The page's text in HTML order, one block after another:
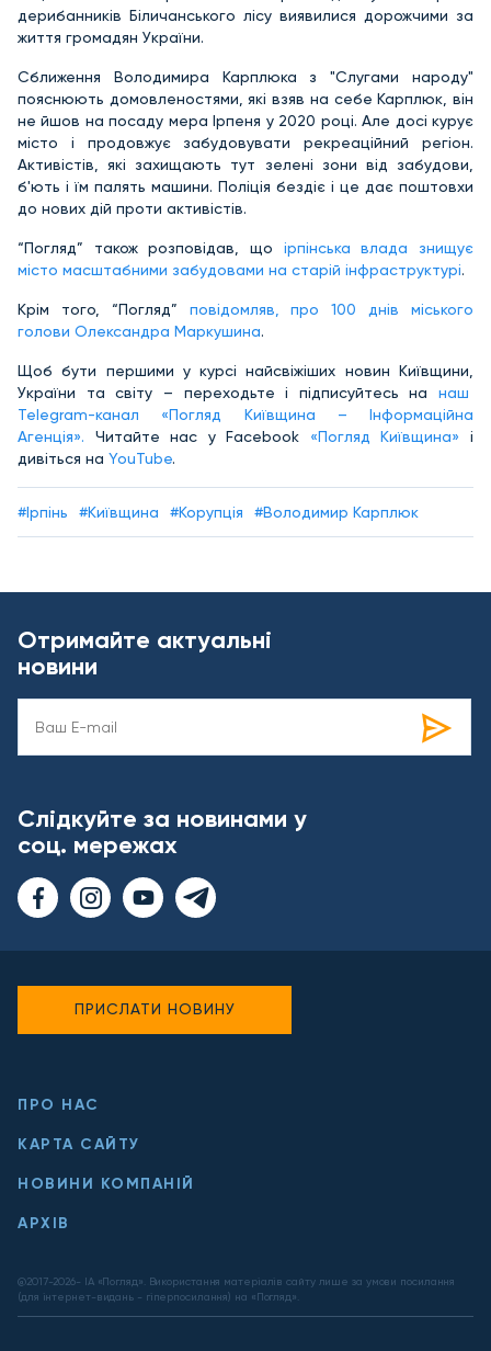
дерибанників Біличанського лісу виявилися дорожчими за
життя громадян України.
Сближення Володимира Карплюка з "Слугами народу"
пояснюють домовленостями, які взяв на себе Карплюк, він
не йшов на посаду мера Ірпеня у 2020 році. Але досі курує
місто і продовжує забудовувати рекреаційний регіон.
Активістів, які захищають тут зелені зони від забудови,
б'ють і їм палять машини. Поліція бездіє і це дає поштовхи
до нових дій проти активістів.
“Погляд” також розповідав, що ірпінська влада знищує
місто масштабними забудовами на старій інфраструктурі.
Крім того, “Погляд” повідомляв, про 100 днів міського
голови Олександра Маркушина.
Щоб бути першими у курсі найсвіжіших новин Київщини,
України та світу – переходьте і підписуйтесь на наш
Telegram-канал «Погляд Київщина – Інформаційна
Агенція». Читайте нас у Facebook «Погляд Київщина» і
дивіться на YouTube.
#Ірпінь #Київщина #Корупція #Володимир Карплюк
Отримайте актуальні
новини
Слідкуйте за новинами у
соц. мережах
ПРО НАС
КАРТА САЙТУ
НОВИНИ КОМПАНІЙ
АРХІВ
@2017-2026- ІА «Погляд». Використання матеріалів сайту лише за умови посилання
(для інтернет-видань - гіперпосилання) на «Погляд».
ПРИСЛАТИ НОВИНУ